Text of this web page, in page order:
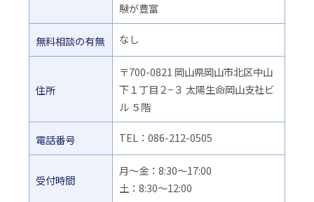
験が豊富
無料相談の有無 なし
住所
〒700-0821 岡山県岡山市北区中山
下１丁目２−３ 太陽生命岡山支社ビ
ル ５階
電話番号 TEL：086-212-0505
受付時間
月〜金：8:30～17:00
土：8:30〜12:00